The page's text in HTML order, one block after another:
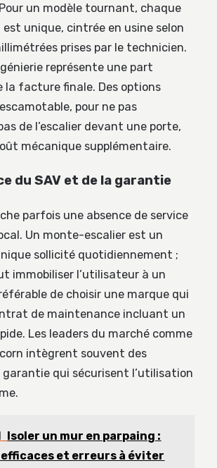
un modèle tournant, chaque
unique, cintrée en usine selon
prises par le technicien.
représente une part
la facture finale. Des options
pour ne pas
de l’escalier devant une porte,
mécanique supplémentaire.
du SAV et de la garantie
parfois une absence de service
Un monte-escalier est un
sollicité quotidiennement ;
immobiliser l’utilisateur à un
de choisir une marque qui
de maintenance incluant un
Les leaders du marché comme
intègrent souvent des
garantie qui sécurisent l’utilisation
Isoler un mur en parpaing :
et erreurs à éviter